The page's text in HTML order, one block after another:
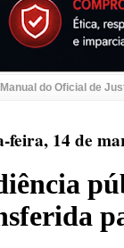
Manual do Oficial de
feira, 14 de